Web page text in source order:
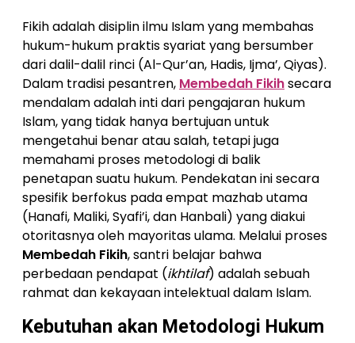
Fikih adalah disiplin ilmu Islam yang membahas
hukum-hukum praktis syariat yang bersumber
dari dalil-dalil rinci (Al-Qur’an, Hadis, Ijma’, Qiyas).
Dalam tradisi pesantren, Membedah Fikihsecara
mendalam adalah inti dari pengajaran hukum
Islam, yang tidak hanya bertujuan untuk
mengetahui benar atau salah, tetapi juga
memahami proses metodologi di balik
penetapan suatu hukum. Pendekatan ini secara
spesifik berfokus pada empat mazhab utama
(Hanafi, Maliki, Syafi’i, dan Hanbali) yang diakui
otoritasnya oleh mayoritas ulama. Melalui proses
Membedah Fikih, santri belajar bahwa
perbedaan pendapat (ikhtilaf) adalah sebuah
rahmat dan kekayaan intelektual dalam Islam.
Kebutuhan akan Metodologi Hukum